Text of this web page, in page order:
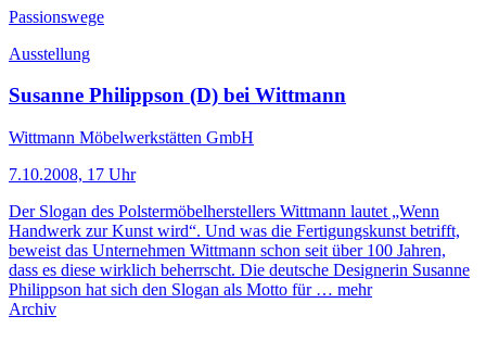
Passionswege
Ausstellung
Susanne Philippson (D) bei Wittmann
Wittmann Möbelwerkstätten GmbH
7.10.2008, 17 Uhr
Der Slogan des Polstermöbelherstellers Wittmann lautet „Wenn
Handwerk zur Kunst wird“. Und was die Fertigungskunst betrifft,
beweist das Unternehmen Wittmann schon seit über 100 Jahren,
dass es diese wirklich beherrscht. Die deutsche Designerin Susanne
Philippson hat sich den Slogan als Motto für … mehr
Archiv